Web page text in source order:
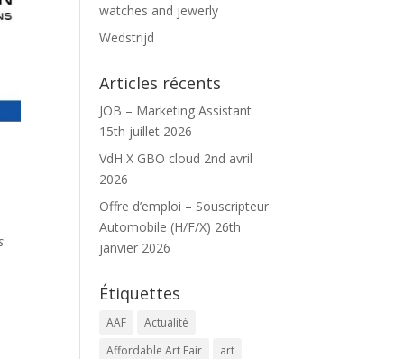
watches and jewerly
Wedstrijd
Articles récents
JOB – Marketing Assistant
15th juillet 2026
VdH X GBO cloud 2nd avril
2026
Offre d’emploi – Souscripteur
Automobile (H/F/X) 26th
janvier 2026
Étiquettes
AAF
Actualité
Affordable Art Fair
art